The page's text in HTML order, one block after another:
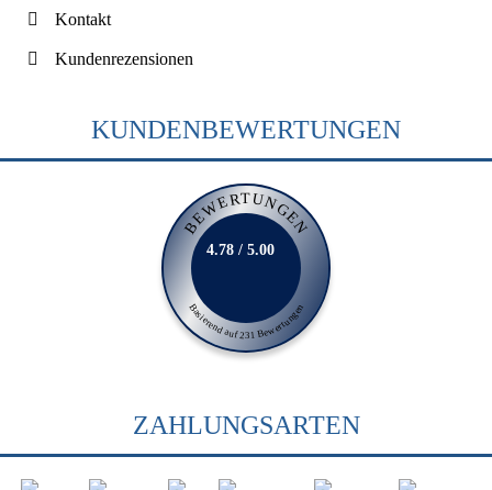
Kontakt
Kundenrezensionen
KUNDENBEWERTUNGEN
BEWERTUNGEN
Basierend auf 231 Bewertungen
4.78 / 5.00
ZAHLUNGSARTEN